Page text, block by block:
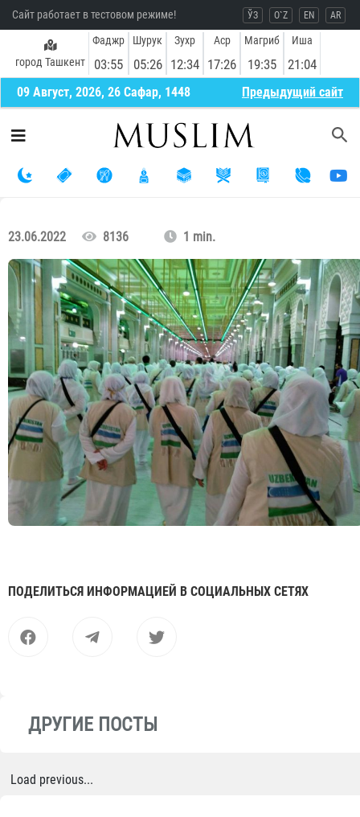
Сайт работает в тестовом режиме! ЎЗ O`Z EN AR
город Ташкент
Фаджр
03:55
Шурук
05:26
Зухр
12:34
Аср
17:26
Магриб
19:35
Иша
21:04
09 Август, 2026, 26 Сафар, 1448 Предыдущий сайт
23.06.2022 8136 1 min.
ПОДЕЛИТЬСЯ ИНФОРМАЦИЕЙ В СОЦИАЛЬНЫХ СЕТЯХ
ДРУГИЕ ПОСТЫ
Load previous...